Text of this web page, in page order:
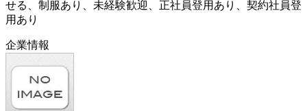
せる、制服あり、未経験歓迎、正社員登用あり、契約社員登
用あり
企業情報